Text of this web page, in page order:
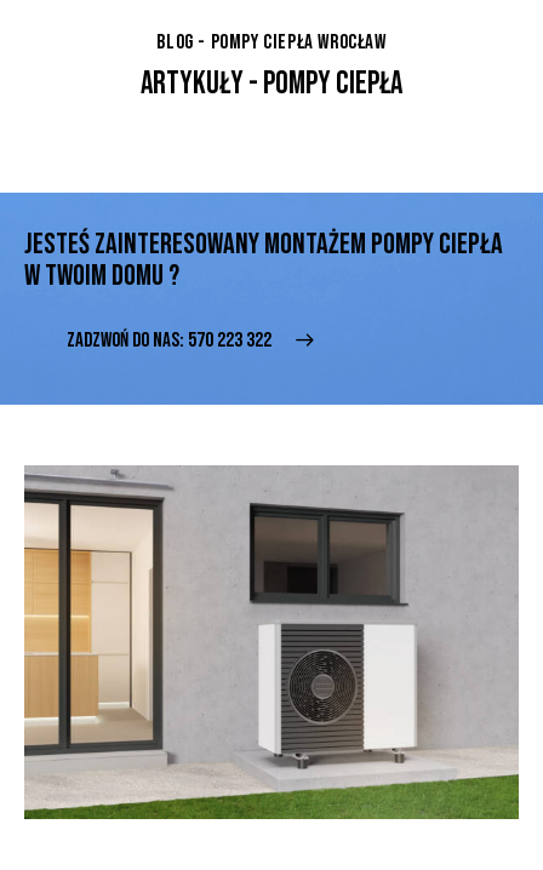
BLOG - POMPY CIEPŁA WROCŁAW
ARTYKUŁY - POMPY CIEPŁA
JESTEŚ ZAINTERESOWANY MONTAŻEM POMPY CIEPŁA
W TWOIM DOMU ?
ZADZWOŃ DO NAS: 570 223 322